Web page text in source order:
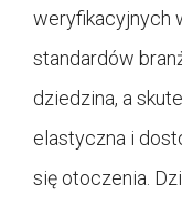
weryfikacyjnych
standardów
dziedzina, a
elastyczna i
się otoczenia.